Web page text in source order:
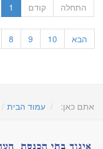
התחלה קודם 1
8 9 10 הבא
אתם כאן: עמוד הבית